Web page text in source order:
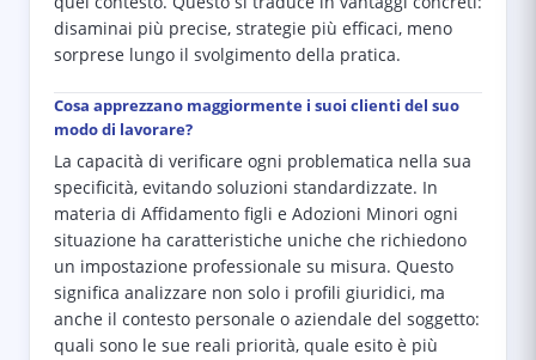
disaminai più precise, strategie più efficaci, meno
sorprese lungo il svolgimento della pratica.
Cosa apprezzano maggiormente i suoi clienti del suo
modo di lavorare?
La capacità di verificare ogni problematica nella sua
specificità, evitando soluzioni standardizzate. In
materia di Affidamento figli e Adozioni Minori ogni
situazione ha caratteristiche uniche che richiedono
un impostazione professionale su misura. Questo
significa analizzare non solo i profili giuridici, ma
anche il contesto personale o aziendale del soggetto:
quali sono le sue reali priorità, quale esito è più